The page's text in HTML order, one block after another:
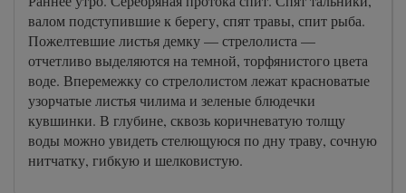
валом подступившие к берегу, спят травы, спит рыба.
Пожелтевшие листья демку — стрелолиста —
отчетливо выделяются на темной, торфянистого цвета
воде. Вперемежку со стрелолистом лежат красноватые
узорчатые листья чилима и зеленые блюдечки
кувшинки. В глубине, сквозь коричневатую толщу
воды можно увидеть стелющуюся по дну траву, сочную
нитчатку, гибкую и шелковистую.